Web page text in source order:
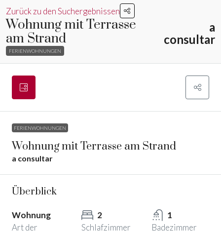
Zurück zu den Suchergebnissen
Wohnung mit Terrasse
am Strand
a
consultar
FERIENWOHNUNGEN
FERIENWOHNUNGEN
Wohnung mit Terrasse am Strand
a consultar
Überblick
Wohnung
Art der
2
Schlafzimmer
1
Badezimmer